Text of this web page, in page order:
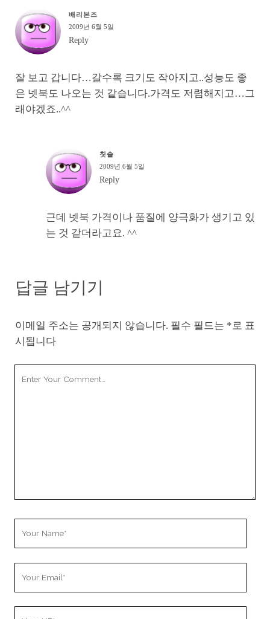
배리본즈
2009년 6월 5일
Reply
잘 보고 갑니다…갈수록 크기도 작아지고..성능도 좋
은 넷북도 나오는 것 같습니다.가격도 저렴해지고…그
래야겠죠..^^
칫솔
2009년 6월 5일
Reply
근데 넷북 가격이나 품질에 양극화가 생기고 있
는 것 같더라고요. ^^
답글 남기기
이메일 주소는 공개되지 않습니다. 필수 필드는 *로 표
시됩니다